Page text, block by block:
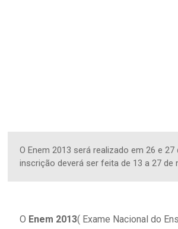
O Enem 2013 será realizado em 26 e
inscrição deverá ser feita de 13 a 27 de
O Enem 2013( Exame Nacional do